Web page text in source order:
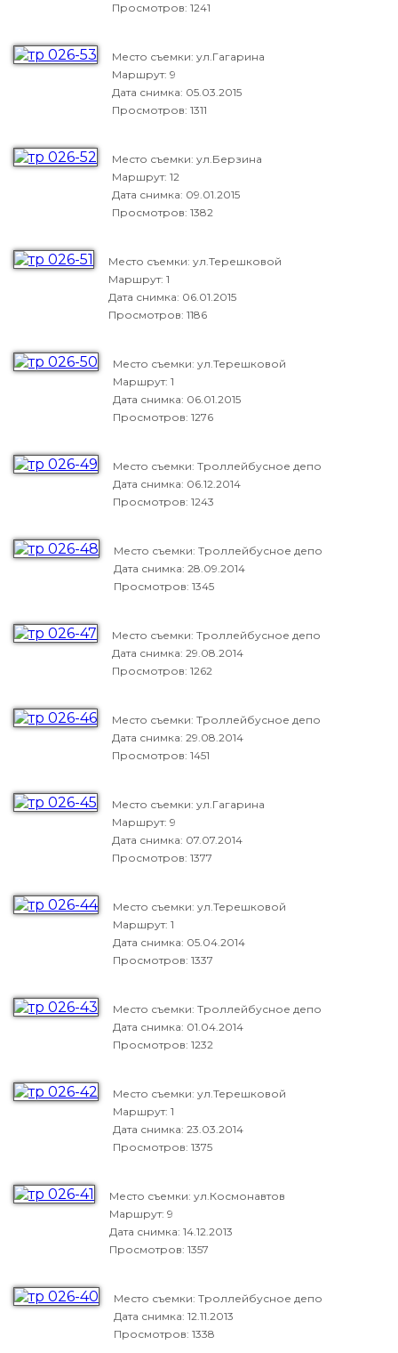
Просмотров: 1241
Место съемки: ул.Гагарина
Маршрут: 9
Дата снимка: 05.03.2015
Просмотров: 1311
Место съемки: ул.Берзина
Маршрут: 12
Дата снимка: 09.01.2015
Просмотров: 1382
Место съемки: ул.Терешковой
Маршрут: 1
Дата снимка: 06.01.2015
Просмотров: 1186
Место съемки: ул.Терешковой
Маршрут: 1
Дата снимка: 06.01.2015
Просмотров: 1276
Место съемки: Троллейбусное депо
Дата снимка: 06.12.2014
Просмотров: 1243
Место съемки: Троллейбусное депо
Дата снимка: 28.09.2014
Просмотров: 1345
Место съемки: Троллейбусное депо
Дата снимка: 29.08.2014
Просмотров: 1262
Место съемки: Троллейбусное депо
Дата снимка: 29.08.2014
Просмотров: 1451
Место съемки: ул.Гагарина
Маршрут: 9
Дата снимка: 07.07.2014
Просмотров: 1377
Место съемки: ул.Терешковой
Маршрут: 1
Дата снимка: 05.04.2014
Просмотров: 1337
Место съемки: Троллейбусное депо
Дата снимка: 01.04.2014
Просмотров: 1232
Место съемки: ул.Терешковой
Маршрут: 1
Дата снимка: 23.03.2014
Просмотров: 1375
Место съемки: ул.Космонавтов
Маршрут: 9
Дата снимка: 14.12.2013
Просмотров: 1357
Место съемки: Троллейбусное депо
Дата снимка: 12.11.2013
Просмотров: 1338